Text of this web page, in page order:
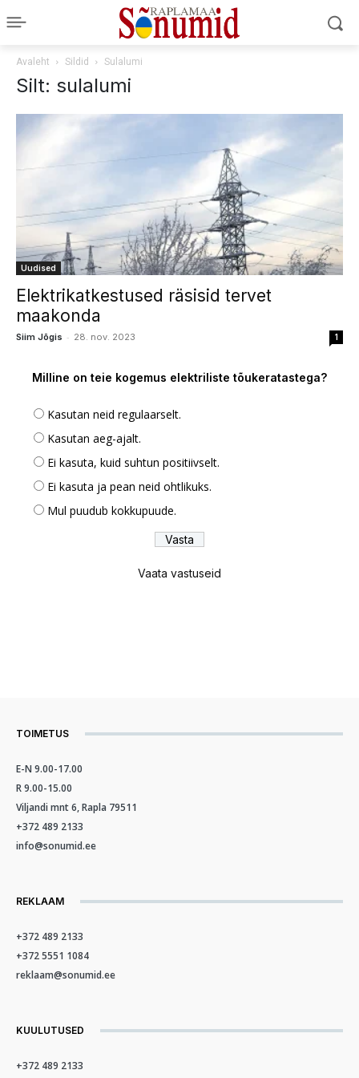
Avaleht Sildid Sulalumi
Silt: sulalumi
Uudised
Elektrikatkestused räsisid tervet
maakonda
Siim Jõgis - 28. nov. 2023 1
Milline on teie kogemus elektriliste tõukeratastega?
Kasutan neid regulaarselt.
Kasutan aeg-ajalt.
Ei kasuta, kuid suhtun positiivselt.
Ei kasuta ja pean neid ohtlikuks.
Mul puudub kokkupuude.
Vaata vastuseid
TOIMETUS
E-N 9.00-17.00
R 9.00-15.00
Viljandi mnt 6, Rapla 79511
+372 489 2133
info@sonumid.ee
REKLAAM
+372 489 2133
+372 5551 1084
reklaam@sonumid.ee
KUULUTUSED
+372 489 2133